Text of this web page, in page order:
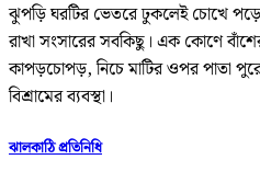
ঝুপড়ি ঘরটির ভেতরে ঢুকলেই চোখে পড়ে
রাখা সংসারের সবকিছু। এক কোণে
কাপড়চোপড়, নিচে মাটির ওপর পাতা
বিশ্রামের ব্যবস্থা।
ঝালকাঠি প্রতিনিধি